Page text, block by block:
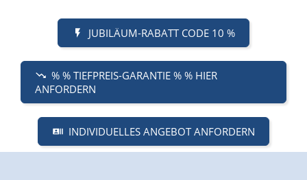
JUBILÄUM-RABATT CODE 10 %
% % TIEFPREIS-GARANTIE % % HIER
ANFORDERN
INDIVIDUELLES ANGEBOT ANFORDERN